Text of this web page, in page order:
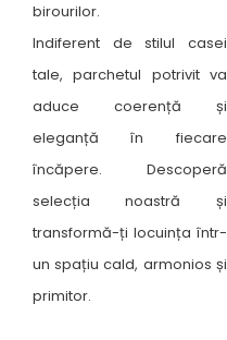
birourilor.
Indiferent de stilul casei
tale, parchetul potrivit va
aduce coerență și
eleganță în fiecare
încăpere. Descoperă
selecția noastră și
transformă-ți locuința într-
un spațiu cald, armonios și
primitor.